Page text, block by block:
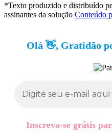
*Texto produzido e distribuído
assinantes da solução Conteúdo
Olá 👋, Gratidão
Inscreva-se grátis